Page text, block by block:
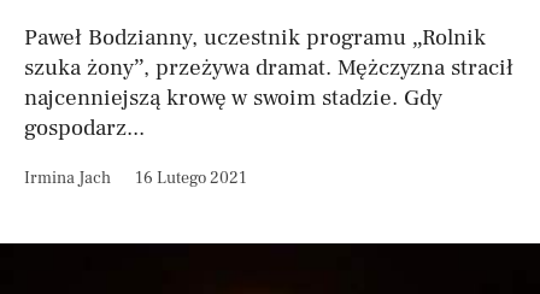
Paweł Bodzianny, uczestnik programu „Rolnik
szuka żony”, przeżywa dramat. Mężczyzna stracił
najcenniejszą krowę w swoim stadzie. Gdy
gospodarz...
Irmina Jach 16 Lutego 2021